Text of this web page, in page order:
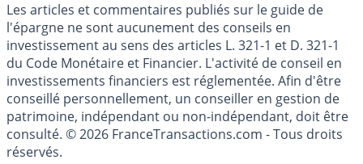
Les articles et commentaires publiés sur le guide de
l'épargne ne sont aucunement des conseils en
investissement au sens des articles L. 321-1 et D. 321-1
du Code Monétaire et Financier. L'activité de conseil en
investissements financiers est réglementée. Afin d'être
conseillé personnellement, un conseiller en gestion de
patrimoine, indépendant ou non-indépendant, doit être
consulté. © 2026 FranceTransactions.com - Tous droits
réservés.